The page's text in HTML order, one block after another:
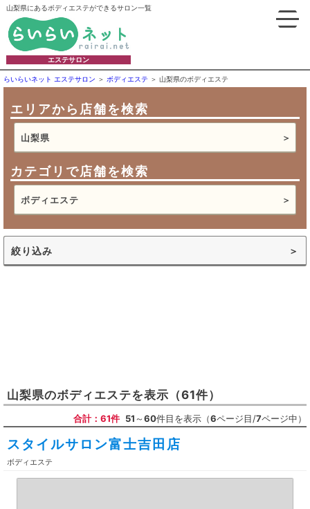
山梨県にあるボディエステができるサロン一覧
エステサロン
らいらいネット エステサロン ボディエステ 山梨県のボディエステ
エリアから店舗を検索
山梨県
カテゴリで店舗を検索
ボディエステ
絞り込み
山梨県のボディエステを表示 （61件）
合計：61件 51～60件目を表示（6ページ目/7ページ中）
スタイルサロン富士吉田店
ボディエステ